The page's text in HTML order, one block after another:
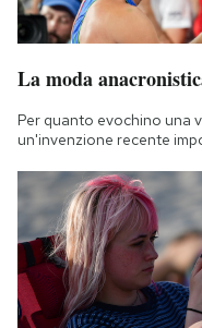
La moda
Per quanto evochino una
un'invenzione recente